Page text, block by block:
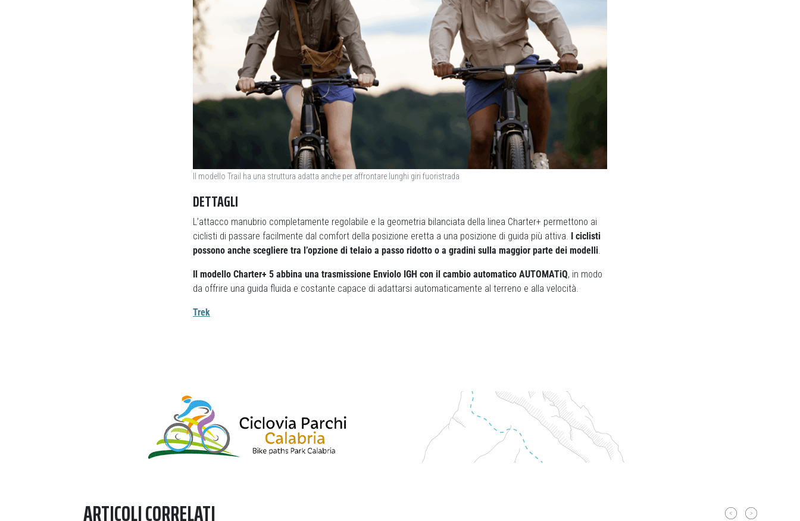
Il modello Trail ha una struttura adatta anche per affrontare lunghi giri fuoristrada
DETTAGLI
L’attacco manubrio completamente regolabile e la geometria bilanciata della linea Charter+ permettono ai
ciclisti di passare facilmente dal comfort della posizione eretta a una posizione di guida più attiva. I ciclisti
possono anche scegliere tra l’opzione di telaio a passo ridotto o a gradini sulla maggior parte dei modelli
Il modello Charter+ 5 abbina una trasmissione Enviolo IGH con il cambio automatico AUTOMATiQ, in modo
da offrire una guida fluida e costante capace di adattarsi automaticamente al terreno e alla velocità.
Trek
ARTICOLI CORRELATI